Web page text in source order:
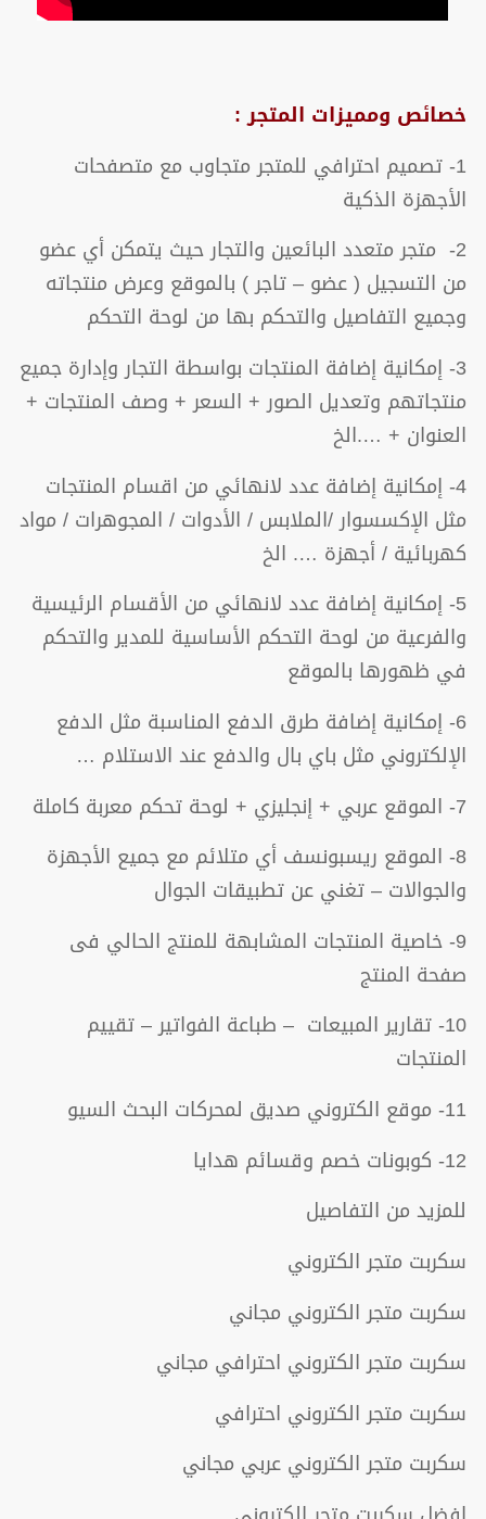
خصائص ومميزات المتجر :
1- تصميم احترافي للمتجر متجاوب مع متصفحات
الأجهزة الذكية
2- متجر متعدد البائعين والتجار حيث يتمكن أي عضو
من التسجيل ( عضو – تاجر ) بالموقع وعرض منتجاته
وجميع التفاصيل والتحكم بها من لوحة التحكم
3- إمكانية إضافة المنتجات بواسطة التجار وإدارة جميع
منتجاتهم وتعديل الصور + السعر + وصف المنتجات +
العنوان + ….الخ
4- إمكانية إضافة عدد لانهائي من اقسام المنتجات
مثل الإكسسوار /الملابس / الأدوات / المجوهرات / مواد
كهربائية / أجهزة …. الخ
5- إمكانية إضافة عدد لانهائي من الأقسام الرئيسية
والفرعية من لوحة التحكم الأساسية للمدير والتحكم
في ظهورها بالموقع
6- إمكانية إضافة طرق الدفع المناسبة مثل الدفع
الإلكتروني مثل باي بال والدفع عند الاستلام …
7- الموقع عربي + إنجليزي + لوحة تحكم معربة كاملة
8- الموقع ريسبونسف أي متلائم مع جميع الأجهزة
والجوالات – تغني عن تطبيقات الجوال
9- خاصية المنتجات المشابهة للمنتج الحالي فى
صفحة المنتج
10- تقارير المبيعات – طباعة الفواتير – تقييم
المنتجات
11- موقع الكتروني صديق لمحركات البحث السيو
12- كوبونات خصم وقسائم هدايا
للمزيد من التفاصيل
سكربت متجر الكتروني
سكربت متجر الكتروني مجاني
سكربت متجر الكتروني احترافي مجاني
سكربت متجر الكتروني احترافي
سكربت متجر الكتروني عربي مجاني